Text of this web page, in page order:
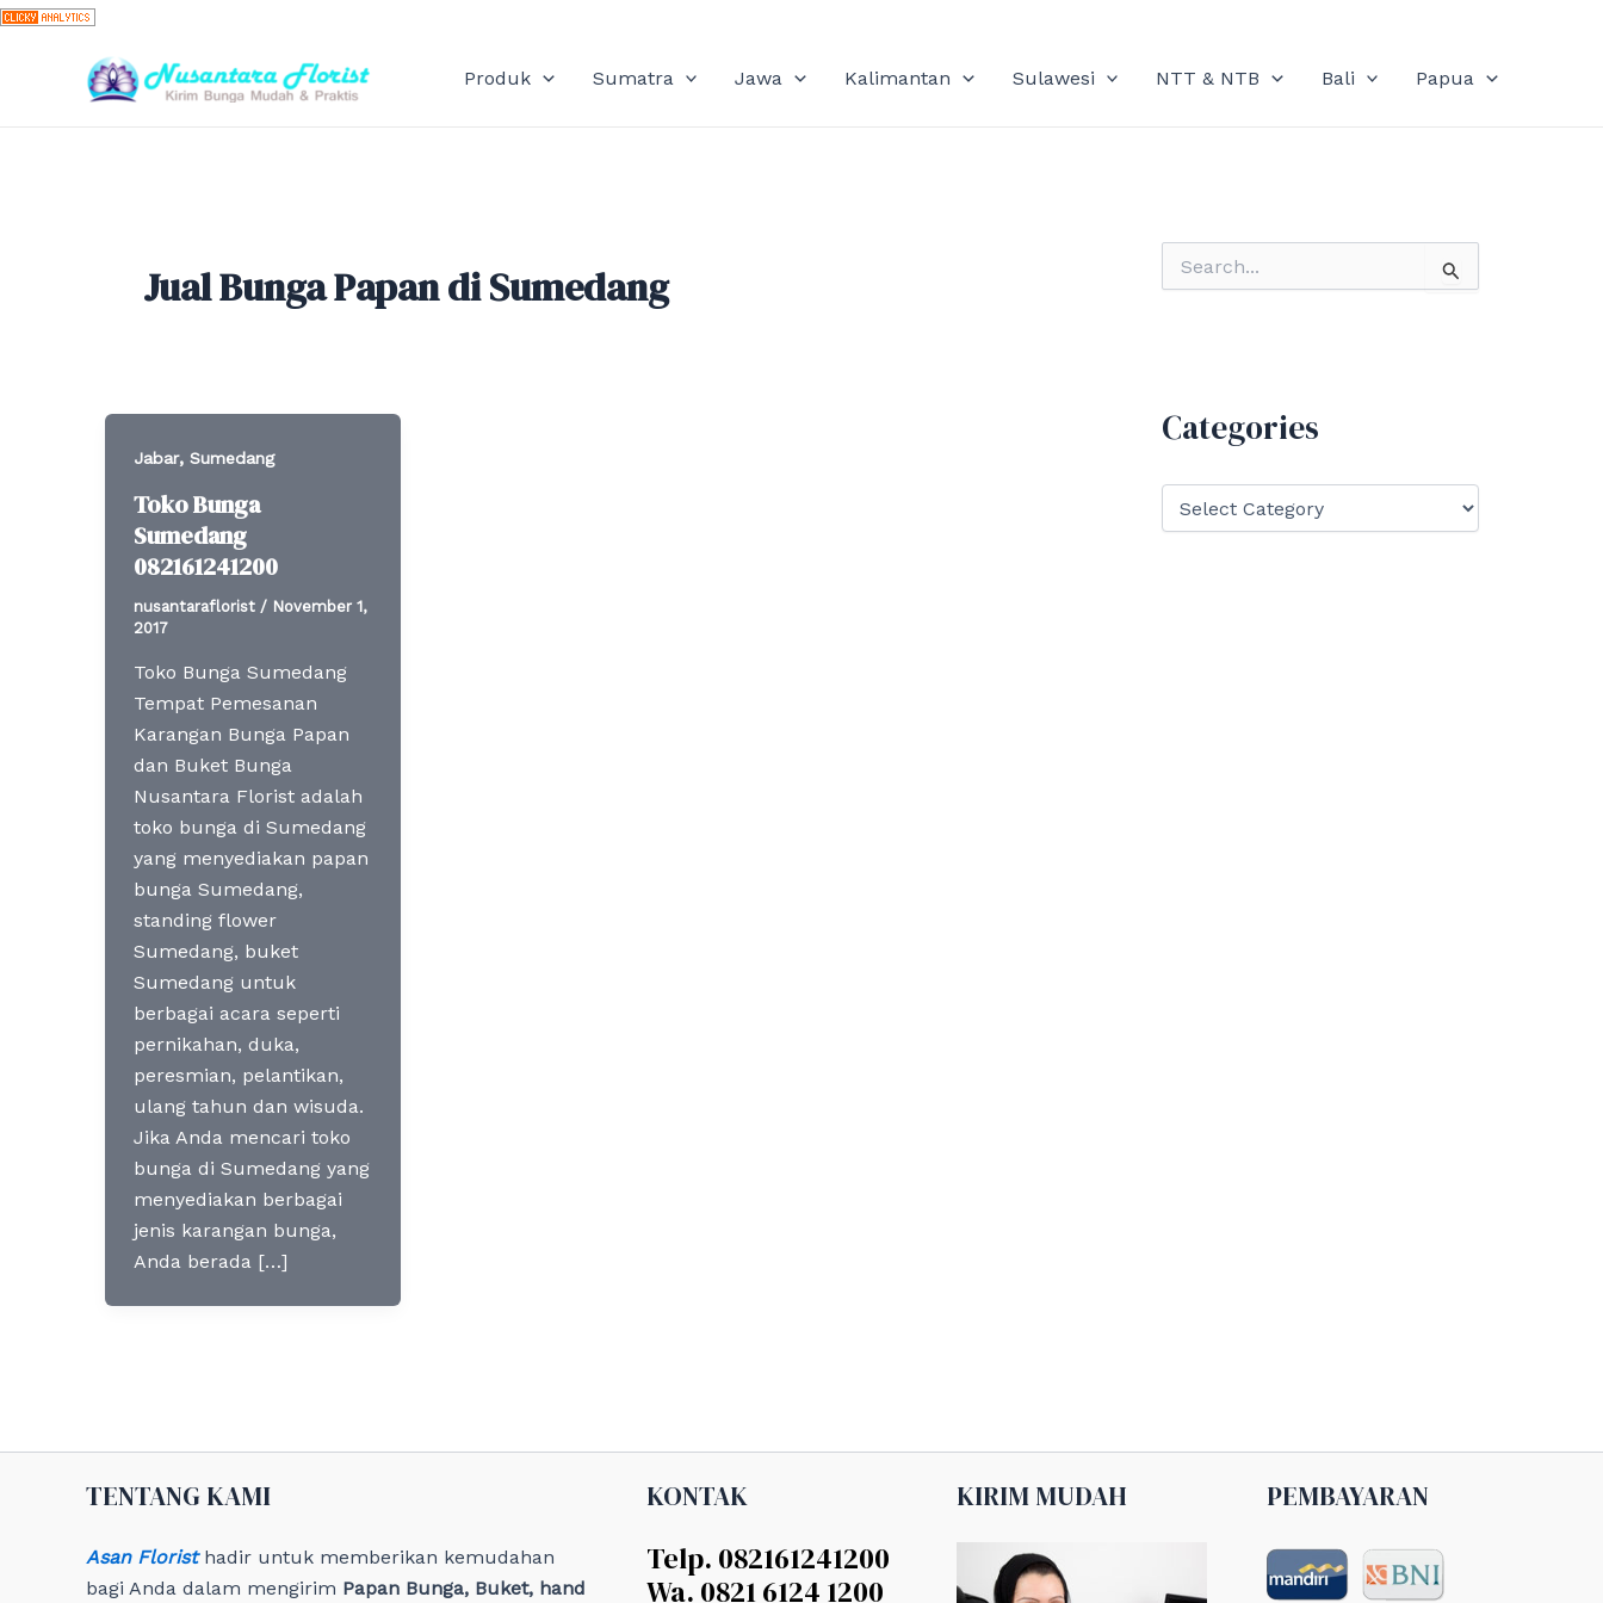
Skip
content
Produk Sumatra Jawa Kalimantan Sulawesi NTT & NTB Bali Papua
Jual Bunga Papan di Sumedang
Jabar, Sumedang
Toko Bunga
Sumedang
082161241200
nusantaraflorist / November 1,
2017
Toko Bunga Sumedang
Tempat Pemesanan
Karangan Bunga Papan
dan Buket Bunga
Nusantara Florist adalah
toko bunga di Sumedang
yang menyediakan papan
bunga Sumedang,
standing flower
Sumedang, buket
Sumedang untuk
berbagai acara seperti
pernikahan, duka,
peresmian, pelantikan,
ulang tahun dan wisuda.
Jika Anda mencari toko
bunga di Sumedang yang
menyediakan berbagai
jenis karangan bunga,
Anda berada […]
o
Categories
TENTANG KAMI
Asan Floristhadir untuk memberikan kemudahan
bagi Anda dalam mengirim Papan Bunga, Buket, hand
KONTAK
Telp. 082161241200
Wa. 0821 6124 1200
KIRIM MUDAH PEMBAYARAN